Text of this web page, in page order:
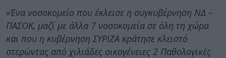
«Ένα νοσοκομείο που έκλεισε η συγκυβέρνηση ΝΔ –
ΠΑΣΟΚ, μαζί με άλλα 7 νοσοκομεία σε όλη τη χώρα
και που η κυβέρνηση ΣΥΡΙΖΑ κράτησε κλειστό
στερώντας από χιλιάδες οικογένειες 2 Παθολογικές